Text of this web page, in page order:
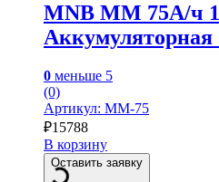
MNB MM 75А/ч
Аккумуляторная
0 меньше 5
(0)
Артикул: MM-75
₽15788
В корзину
Оставить заявку